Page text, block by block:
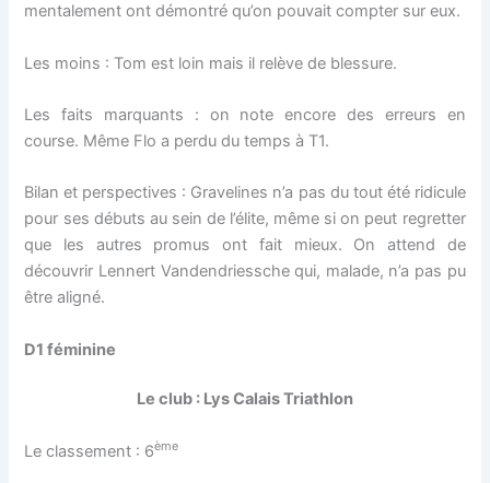
mentalement ont démontré qu’on pouvait compter sur eux.
Les moins : Tom est loin mais il relève de blessure.
Les faits marquants : on note encore des erreurs en
course. Même Flo a perdu du temps à T1.
Bilan et perspectives : Gravelines n’a pas du tout été ridicule
pour ses débuts au sein de l’élite, même si on peut regretter
que les autres promus ont fait mieux. On attend de
découvrir Lennert Vandendriessche qui, malade, n’a pas pu
être aligné.
D1 féminine
Le club : Lys Calais Triathlon
Le classement : 6ème